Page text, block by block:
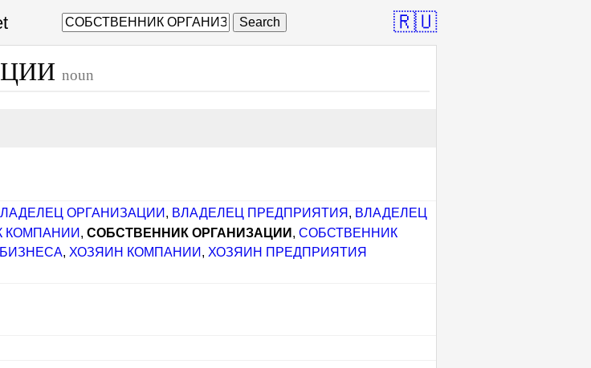
Search 🇷🇺
noun
ОРГАНИЗАЦИИ , ВЛАДЕЛЕЦ ПРЕДПРИЯТИЯ , ВЛАДЕЛЕЦ
КОМПАНИИ ,СОБСТВЕННИК ОРГАНИЗАЦИИ ,СОБСТВЕННИК
, ХОЗЯИН КОМПАНИИ , ХОЗЯИН ПРЕДПРИЯТИЯ